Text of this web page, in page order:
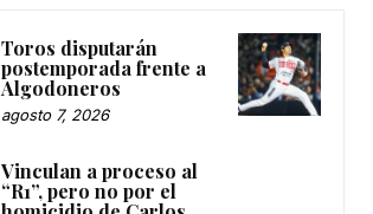
Toros disputarán
postemporada frente a
Algodoneros
agosto 7, 2026
Vinculan a proceso al
“R1”, pero no por el